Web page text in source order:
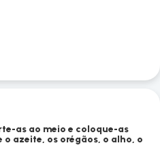
as ao meio e coloque-as
azeite, os orégãos, o alho, o